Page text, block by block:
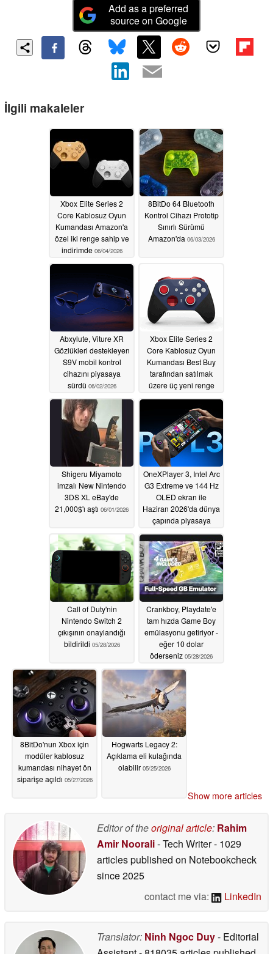
Add as a preferred
source on Google
İlgili makaleler
Xbox Elite Series 2
Core Kablosuz Oyun
Kumandası Amazon'a
özel iki renge sahip ve
indirimde 06/04/2026
8BitDo 64 Bluetooth
Kontrol Cihazı Prototip
Sınırlı Sürümü
Amazon'da 06/03/2026
Abxylute, Viture XR
Gözlükleri destekleyen
S9V mobil kontrol
cihazını piyasaya
sürdü 06/02/2026
Xbox Elite Series 2
Core Kablosuz Oyun
Kumandası Best Buy
tarafından satılmak
üzere üç yeni renge
06/01/2026
Shigeru Miyamoto
imzalı New Nintendo
3DS XL eBay'de
21,000$'ı aştı 06/01/2026
OneXPlayer 3, Intel Arc
G3 Extreme ve 144 Hz
OLED ekran ile
Haziran 2026'da dünya
çapında piyasaya
05/28/2026
Call of Duty'nin
Nintendo Switch 2
çıkışının onaylandığı
bildirildi 05/28/2026
Crankboy, Playdate'e
tam hızda Game Boy
emülasyonu getiriyor -
eğer 10 dolar
öderseniz 05/28/2026
8BitDo'nun Xbox için
modüler kablosuz
kumandası nihayet ön
siparişe açıldı 05/27/2026
Hogwarts Legacy 2:
Açıklama eli kulağında
olabilir 05/25/2026
Show more articles
Editor of theoriginal article: Rahim
Amir Noorali- Tech Writer- 1029
articles published on Notebookcheck
since 2025
contact me via:
LinkedIn
Translator: Ninh Ngoc Duy- Editorial